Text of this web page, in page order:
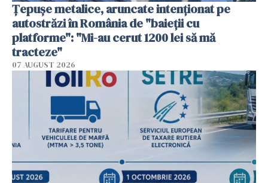
Țepușe metalice, aruncate intenționat pe
autostrăzi în România de "baieții cu
platforme": "Mi-au cerut 1200 lei să mă
tracteze"
07 AUGUST 2026